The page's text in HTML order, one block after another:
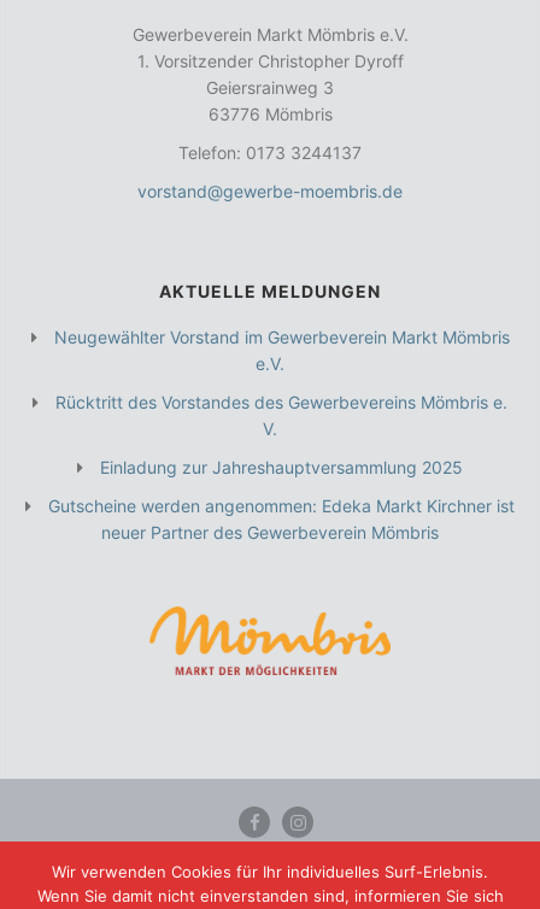
Gewerbeverein Markt Mömbris e.V.
1. Vorsitzender Christopher Dyroff
Geiersrainweg 3
63776 Mömbris
Telefon: 0173 3244137
vorstand@gewerbe-moembris.de
AKTUELLE MELDUNGEN
Neugewählter Vorstand im Gewerbeverein Markt Mömbris
e.V.
Rücktritt des Vorstandes des Gewerbevereins Mömbris e.
V.
Einladung zur Jahreshauptversammlung 2025
Gutscheine werden angenommen: Edeka Markt Kirchner ist
neuer Partner des Gewerbeverein Mömbris
Mitglied werden Satzung Kontakt
Datenschutz
Impressum
Wir verwenden Cookies für Ihr individuelles Surf-Erlebnis.
Wenn Sie damit nicht einverstanden sind, informieren Sie sich